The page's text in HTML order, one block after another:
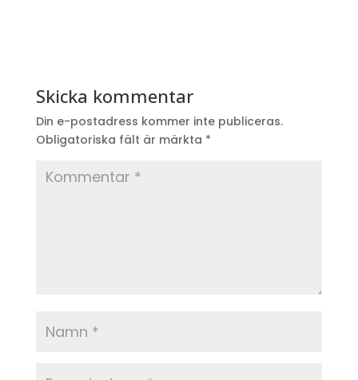
Skicka kommentar
Din e-postadress kommer inte publiceras.
Obligatoriska fält är märkta *